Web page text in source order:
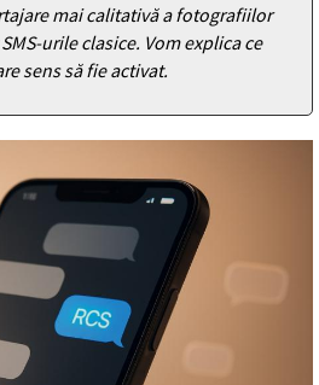
mai calitativă a fotografiilor
urile clasice. Vom explica ce
sens să fie activat.